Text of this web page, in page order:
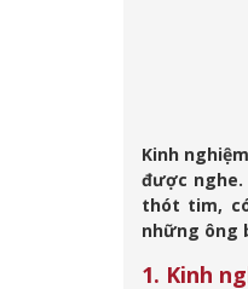
Kinh
được nghe.
thót tim,
những ông
1. Kinh